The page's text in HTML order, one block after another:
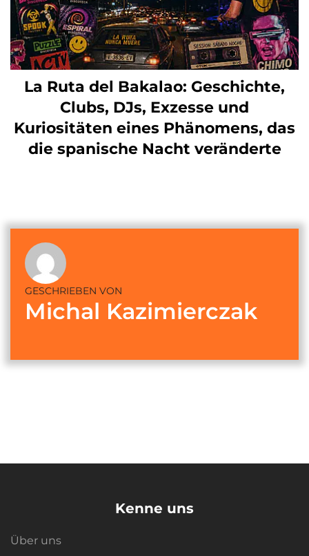
La Ruta del Bakalao: Geschichte,
Clubs, DJs, Exzesse und
Kuriositäten eines Phänomens, das
die spanische Nacht veränderte
GESCHRIEBEN VON
Michal Kazimierczak
Kenne uns
Über uns